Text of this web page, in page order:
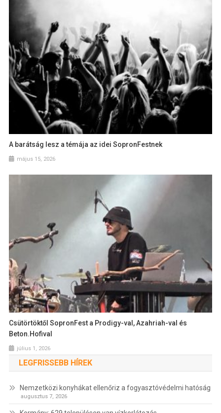
A barátság lesz a témája az idei SopronFestnek
május 15, 2026
Csütörtöktől SopronFest a Prodigy-val, Azahriah-val és
Beton.Hofival
július 1, 2026
LEGFRISSEBB HÍREK
Nemzetközi konyhákat ellenőriz a fogyasztóvédelmi hatóság
augusztus 7, 2026